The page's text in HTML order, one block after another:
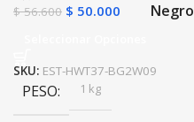
$56.600 $ 50.000 Negro
SKU: EST-HWT37-BG2W09
PESO 1 kg